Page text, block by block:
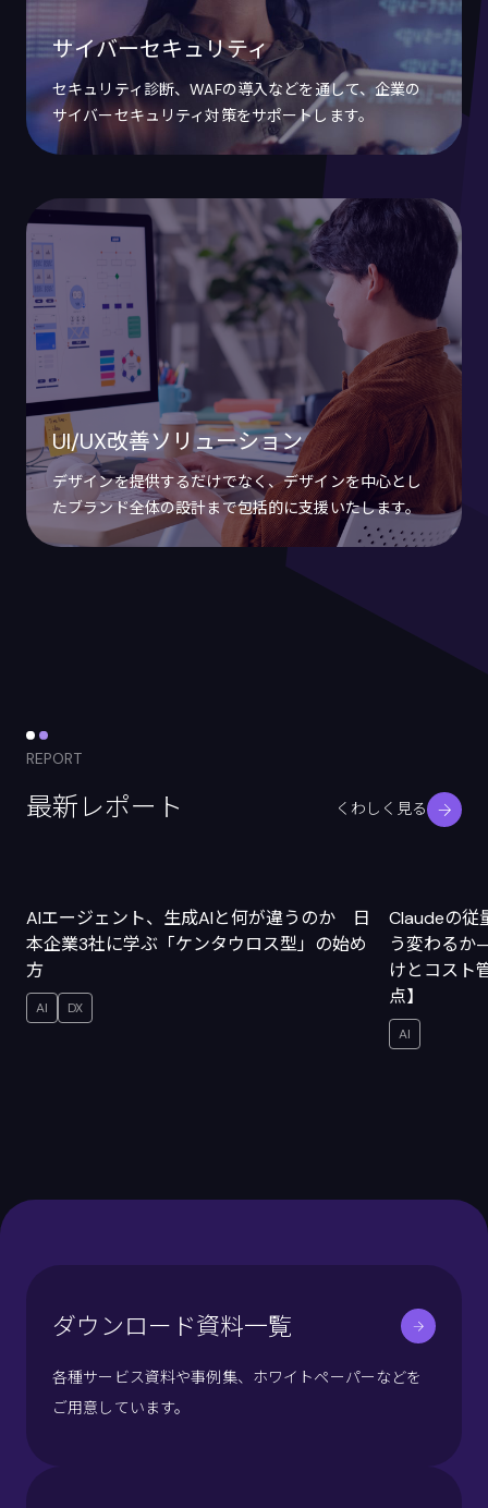
サイバーセキュリティ
セキュリティ診断、WAFの導入などを通して、企業の
サイバーセキュリティ対策をサポートします。
UI/UX改善ソリューション
デザインを提供するだけでなく、デザインを中心とし
たブランド全体の設計まで包括的に支援いたします。
REPORT
最新レポート くわしく見る
AIエージェント、生成AIと何が違うのか 日
本企業3社に学ぶ「ケンタウロス型」の始め
方
AI DX
Claudeの従
う変わるか
けとコスト
点】
AI
ダウンロード資料一覧
各種サービス資料や事例集、ホワイトペーパーなどを
ご用意しています。